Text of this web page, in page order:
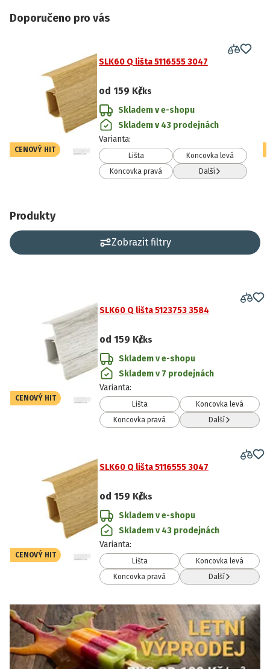
Doporučeno pro vás
CENOVÝ HIT
SLK60 Q lišta 5116555 3047
od 159 Kč/ks
Skladem v e-shopu
Skladem v 43 prodejnách
Varianta:
Lišta
Koncovka levá
Koncovka pravá
Další
Produkty
Zobrazit filtry
CENOVÝ HIT
SLK60 Q lišta 5123753 3584
od 159 Kč/ks
Skladem v e-shopu
Skladem v 7 prodejnách
Varianta:
Lišta
Koncovka levá
Koncovka pravá
Další
CENOVÝ HIT
SLK60 Q lišta 5116555 3047
od 159 Kč/ks
Skladem v e-shopu
Skladem v 43 prodejnách
Varianta:
Lišta
Koncovka levá
Koncovka pravá
Další